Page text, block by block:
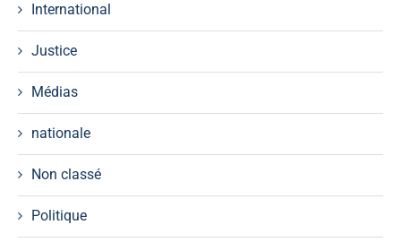
International
Justice
Médias
nationale
Non classé
Politique